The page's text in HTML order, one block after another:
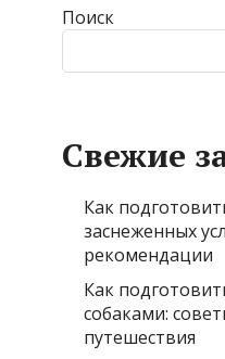
Поиск
Свежие
Как
заснеженных
рекомендации
Как
собаками:
путешествия